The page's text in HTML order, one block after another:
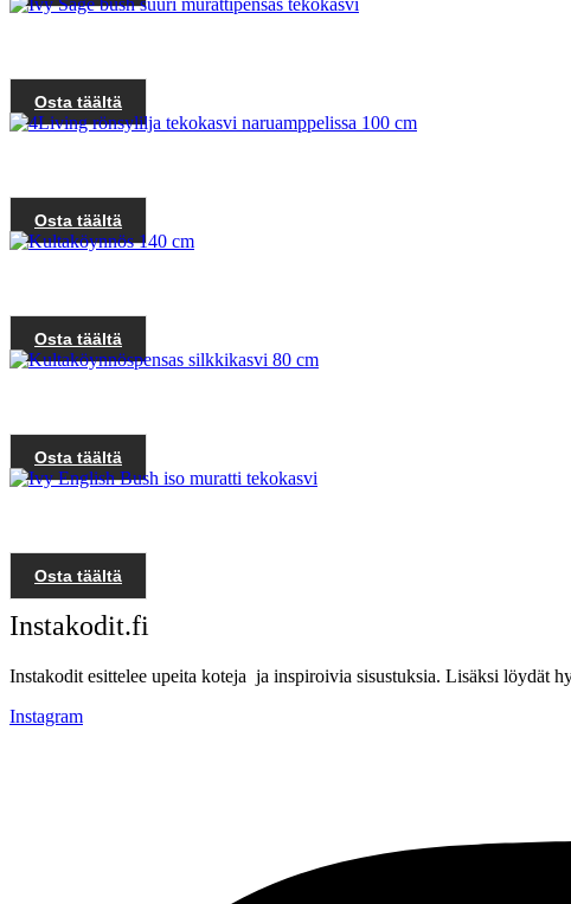
Osta täältä
Osta täältä
Osta täältä
Osta täältä
Osta täältä
Instakodit.fi
Instakodit esittelee upeita koteja ja inspiroivia sisustuksia. Lisäksi löydät
Instagram